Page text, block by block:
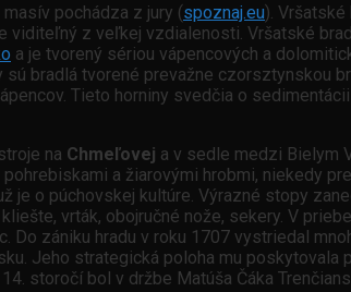
pochádza z jury (spoznaj.eu). Vršatské
viditeľný z veľkej vzdialenosti. Vršatské
a je tvorený sériou vápencových a
bradlá tvorené prevažne czorsztynskou
Tieto horniny svedčia o
na Chmeľovej a v sedle medzi Bielym
a žiarovými hrobmi, niekedy
je o púchovskej kultúre. Výrazné stopy
vrták, obojručné nože, sekery. V
Do zániku hradu v roku 1707 vystriedal
Jeho strategická poloha mu poskytovala
storočí bol v držbe Matúša Čáka